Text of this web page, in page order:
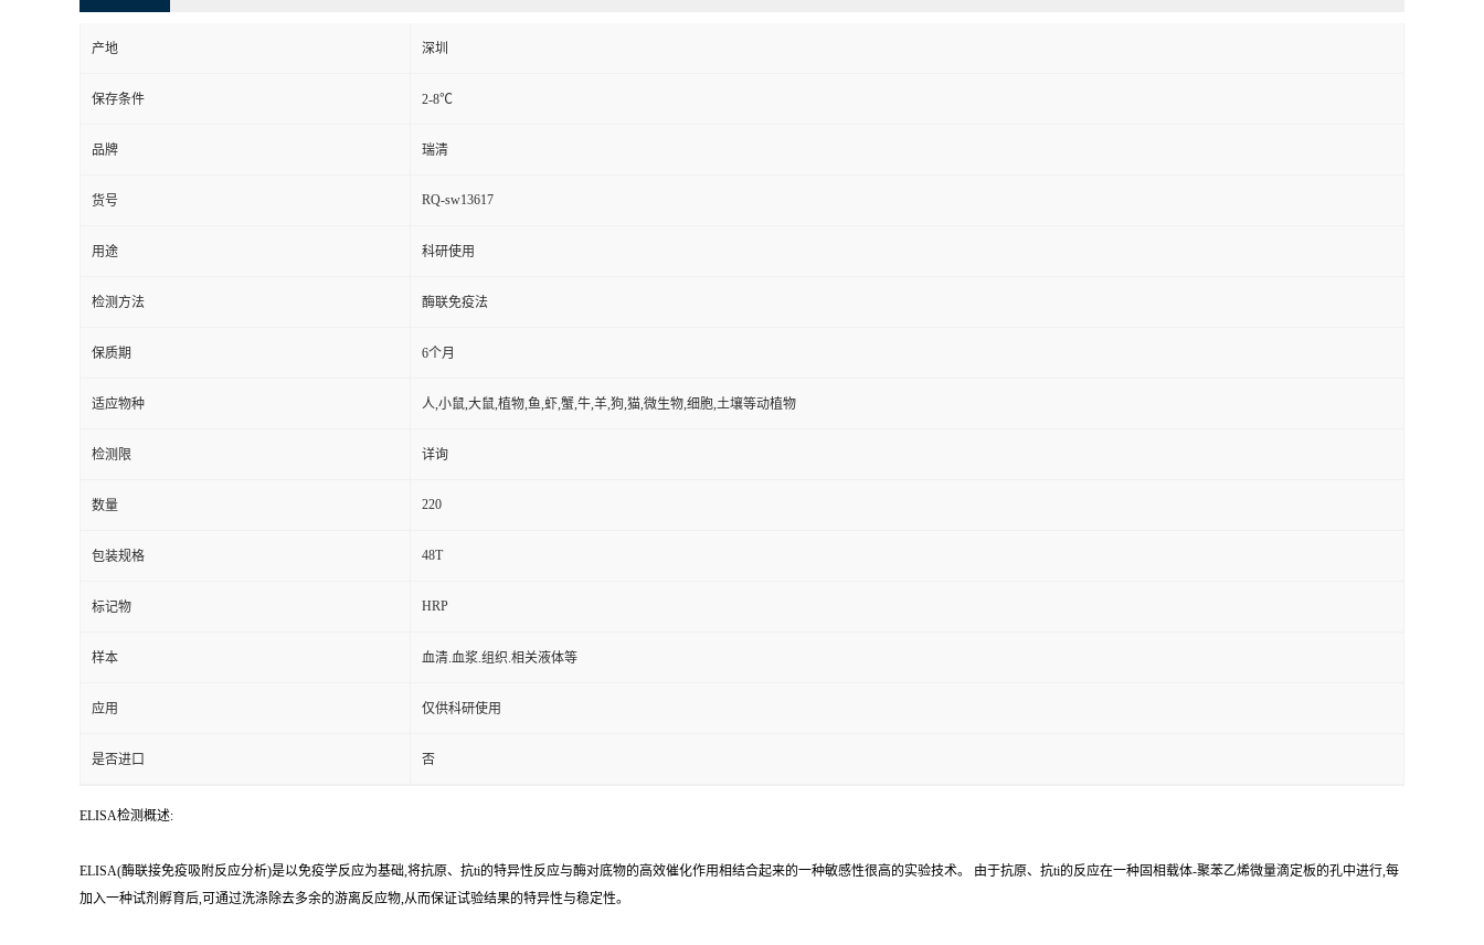
产地 深圳
保存条件 2-8℃
品牌 瑞清
货号 RQ-sw13617
用途 科研使用
检测方法 酶联免疫法
保质期 6个月
适应物种 人,小鼠,大鼠,植物,鱼,虾,蟹,牛,羊,狗,猫,微生物,细胞,土壤等动植物
检测限 详询
数量 220
包装规格 48T
标记物 HRP
样本 血清.血浆.组织.相关液体等
应用 仅供科研使用
是否进口 否
ELISA检测概述:
ELISA(酶联接免疫吸附反应分析)是以免疫学反应为基础,将抗原、抗ti的特异性反应与酶对底物的高效催化作用相结合起来的一种敏感性很高的实验技术。 由于抗原、抗ti的反应在一种固相载体-聚苯乙烯微量滴定板的孔中进行,每
加入一种试剂孵育后,可通过洗涤除去多余的游离反应物,从而保证试验结果的特异性与稳定性。